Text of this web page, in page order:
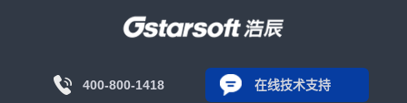
400-800-1418 在线技术支持